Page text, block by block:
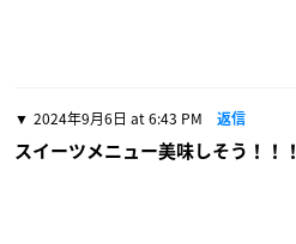
2024年9月6日 at 6:43 PM 返信
スイーツメニュー美味しそう！！！